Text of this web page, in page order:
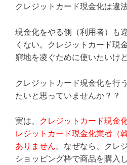
クレジットカード現金化は違
現金化をやる側（利用者）も
くない。クレジットカード現
窮地を凌ぐために使いたいけ
クレジットカード現金化を行
たいと思っていませんか？？
実は、
クレジットカード現金
レジットカード現金化業者（
ありません。なぜなら、クレ
ショッピング枠で商品を購入